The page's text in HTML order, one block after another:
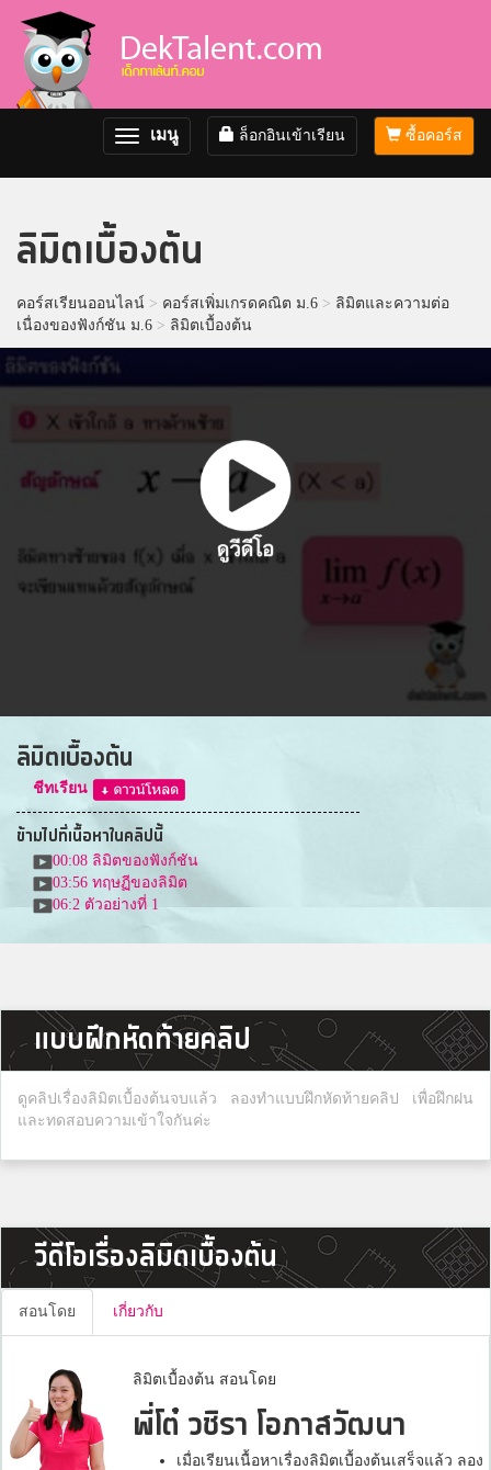
ซื้อคอร์ส
ล็อกอินเข้าเรียน
Toggle
navigation
เมนู
ลิมิตเบื้องต้น
คอร์สเรียนออนไลน์ > คอร์สเพิ่มเกรดคณิต ม.6 > ลิมิตและความต่อ
เนื่องของฟังก์ชัน ม.6 > ลิมิตเบื้องต้น
ลิมิตเบื้องต้น
ชีทเรียน
ข้ามไปที่เนื้อหาในคลิปนี้
00:08 ลิมิตของฟังก์ชัน
03:56 ทฤษฏีของลิมิต
06:2 ตัวอย่างที่ 1
แบบฝึกหัดท้ายคลิป
ดูคลิปเรื่องลิมิตเบื้องต้นจบแล้ว ลองทำแบบฝึกหัดท้ายคลิป เพื่อฝึกฝน
และทดสอบความเข้าใจกันค่ะ
วีดีโอเรื่องลิมิตเบื้องต้น
สอนโดย เกี่ยวกับ
ลิมิตเบื้องต้น สอนโดย
พี่โต๋ วชิรา โอภาสวัฒนา
เมื่อเรียนเนื้อหาเรื่องลิมิตเบื้องต้นเสร็จแล้ว ลอง